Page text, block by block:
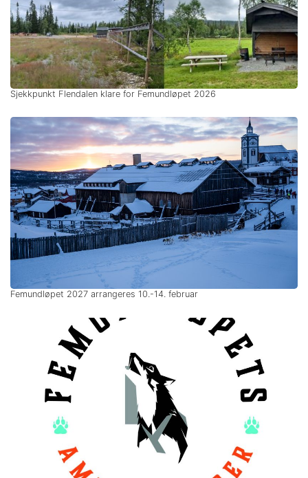
Sjekkpunkt Flendalen klare for Femundløpet 2026
Femundløpet 2027 arrangeres 10.-14. februar